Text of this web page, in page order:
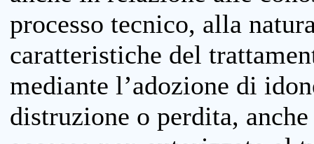
processo tecnico, alla
caratteristiche del
mediante l’adozione di
distruzione o perdita,